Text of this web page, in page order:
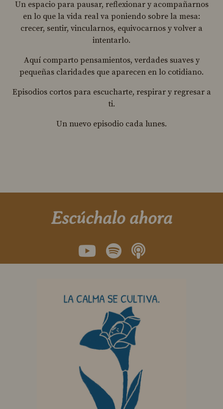
Un espacio para pausar, reflexionar y acompañarnos
en lo que la vida real va poniendo sobre la mesa:
crecer, sentir, vincularnos, equivocarnos y volver a
intentarlo.
Aquí comparto pensamientos, verdades suaves y
pequeñas claridades que aparecen en lo cotidiano.
Episodios cortos para escucharte, respirar y regresar a
ti.
Un nuevo episodio cada lunes.
Escúchalo ahora